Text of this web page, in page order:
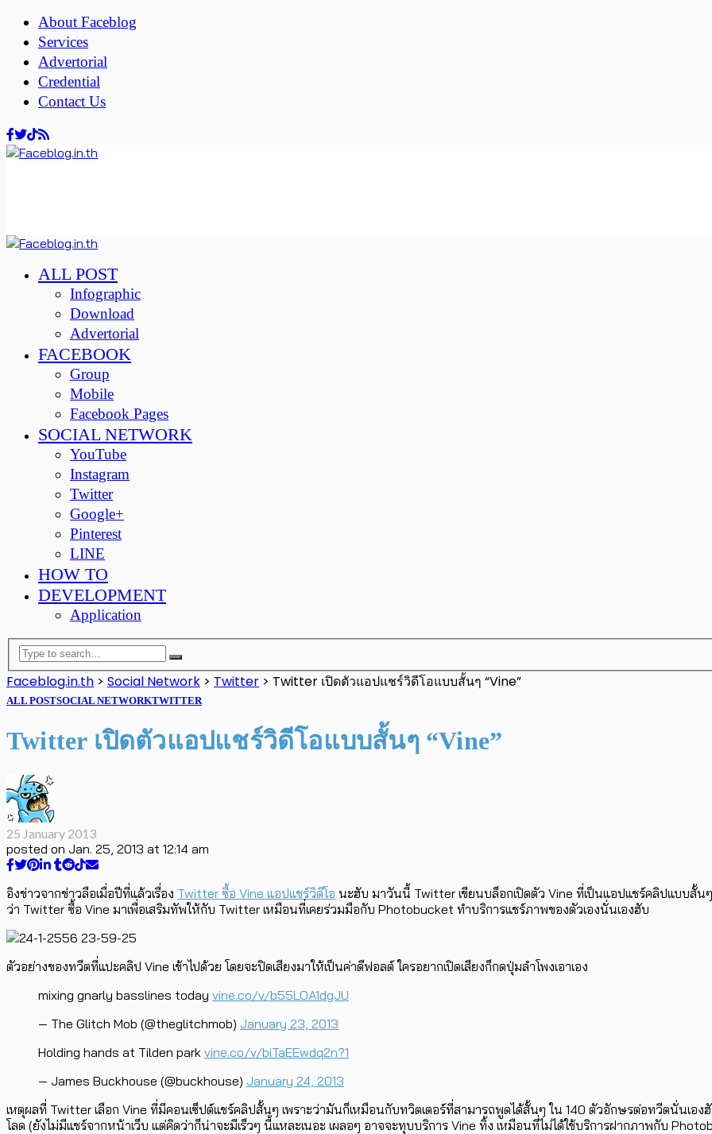
About Faceblog
Services
Advertorial
Credential
Contact Us
ALL POST
Infographic
Download
Advertorial
FACEBOOK
Group
Mobile
Facebook Pages
SOCIAL NETWORK
YouTube
Instagram
Twitter
Google+
Pinterest
LINE
HOW TO
DEVELOPMENT
Application
Faceblog.in.th > Social Network > Twitter > Twitter เปิดตัวแอปแชร์วิดีโอแบบสั้นๆ “Vine”
ALL POSTSOCIAL NETWORKTWITTER
Twitter เปิดตัวแอปแชร์วิดีโอแบบสั้นๆ “Vine”
25 January 2013
posted on Jan. 25, 2013 at 12:14 am
อิงข่าวจากข่าวลือเมื่อปีที่แล้วเรื่อง Twitter ซื้อ Vine แอปแชร์วิดีโอ นะฮับ มาวันนี้ Twitter เขียนบล็อกเปิดตัว Vine ที่เป็นแอปแชร์คลิปแบบสั้น
ว่า Twitter ซื้อ Vine มาเพื่อเสริมทัพให้กับ Twitter เหมือนที่เคยร่วมมือกับ Photobucket ทำบริการแชร์ภาพของตัวเองนั่นเองฮับ
ตัวอย่างของทวีตที่แปะคลิป Vine เข้าไปด้วย โดยจะปิดเสียงมาให้เป็นค่าดีฟอลต์ ใครอยากเปิดเสียงก็กดปุ่มลำโพงเอาเอง
mixing gnarly basslines today vine.co/v/b55LOA1dgJU
— The Glitch Mob (@theglitchmob) January 23, 2013
Holding hands at Tilden park vine.co/v/biTaEEwdq2n?1
— James Buckhouse (@buckhouse) January 24, 2013
เหตุผลที่ Twitter เลือก Vine ที่มีคอนเซ็ปต์แชร์คลิปสั้นๆ เพราะว่ามันก็เหมือนกับทวิตเตอร์ที่สามารถพูดได้สั้นๆ ใน 140 ตัวอักษรต่อทวีตนั่นเอ
โลด (ยังไม่มีแชร์จากหน้าเว็บ แต่คิดว่าก็น่าจะมีเร็วๆ นี้แหละเนอะ เผลอๆ อาจจะทุบบริการ Vine ทิ้ง เหมือนที่ไม่ได้ใช้บริการฝากภาพกับ